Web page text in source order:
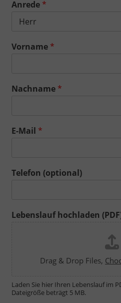
Anrede *
Vorname *
Nachname *
E-Mail *
Telefon (optional)
Lebenslauf hochladen
Drag & Drop Files,
Laden Sie hier Ihren Lebenslauf im
Dateigröße beträgt 5 MB.